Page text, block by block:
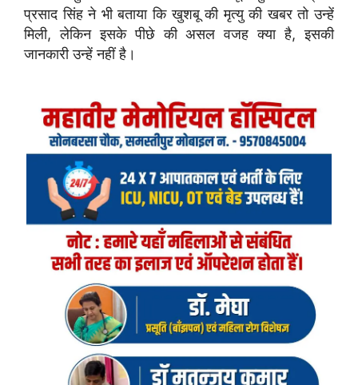
प्रसाद सिंह ने भी बताया कि खुशबू की मृत्यु की खबर तो उन्हें
मिली, लेकिन इसके पीछे की असल वजह क्या है, इसकी
जानकारी उन्हें नहीं है।